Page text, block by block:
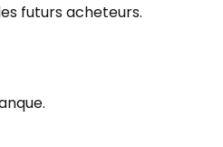
futurs acheteurs.